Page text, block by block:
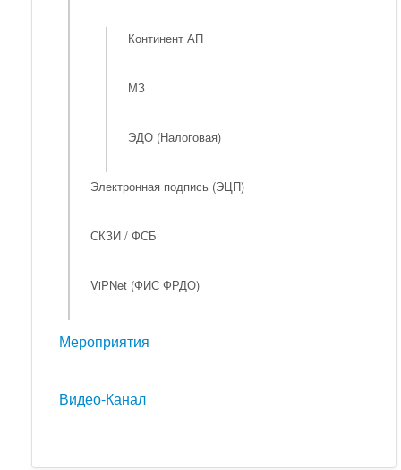
Континент АП
МЗ
ЭДО (Налоговая)
Электронная подпись (ЭЦП)
СКЗИ / ФСБ
ViPNet (ФИС ФРДО)
Мероприятия
Видео-Канал